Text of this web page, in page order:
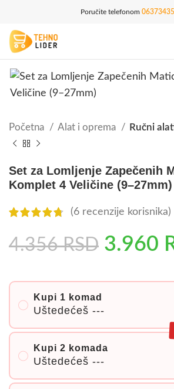
Poručite telefonom
Početna Alat i oprema Ručni
Set za Lomljenje Zapečenih
Komplet 4 Veličine (9–27mm)
(6 recenzije korisnika)
4.356RSD 3.960
Kupi 1 komad
Uštedećeš ---
Kupi 2 komada
Uštedećeš ---